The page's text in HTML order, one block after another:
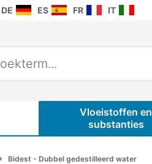
DE ES FR IT
Vloeistoffen en
substanties
Bidest - Dubbel gedestilleerd water